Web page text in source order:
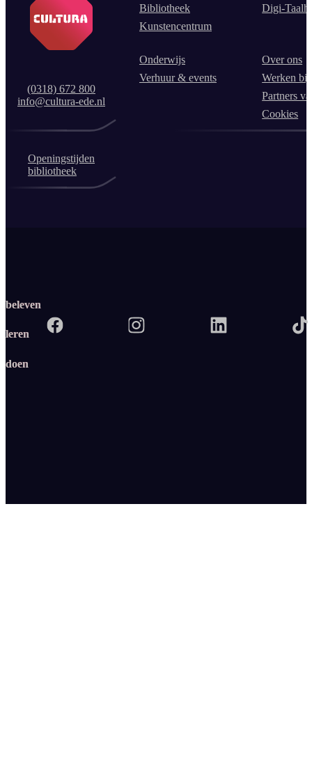
(0318) 672 800
info@cultura-ede.nl
Bibliotheek
Kunstencentrum
Digi-
Onderwijs
Verhuur & events
Over ons
Werken
Partners
Cookies
Openingstijden
bibliotheek
beleven
leren
doen